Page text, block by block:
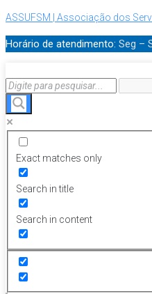
ASSUFSM | Associação dos
Horário de atendimento: Seg –
Exact matches only
Search in title
Search in content